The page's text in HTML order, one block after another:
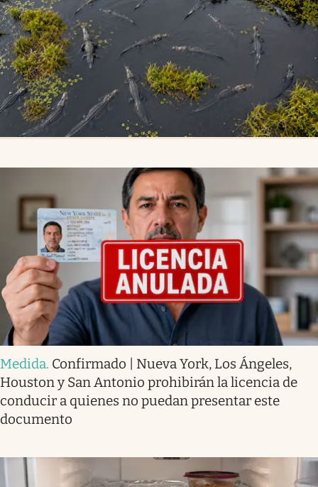
Medida. Confirmado | Nueva York, Los Ángeles,
Houston y San Antonio prohibirán la licencia de
conducir a quienes no puedan presentar este
documento